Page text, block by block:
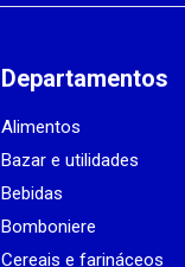
Departamentos
Alimentos
Bazar e utilidades
Bebidas
Bomboniere
Cereais e farináceos